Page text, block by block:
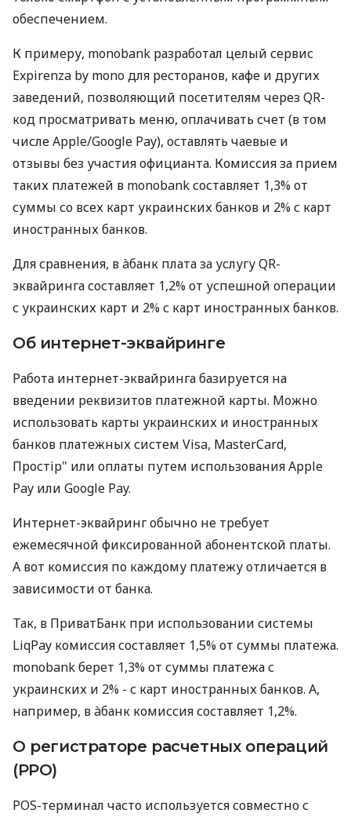
обеспечением.
К примеру, monobank разработал целый сервис
Expirenza by mono для ресторанов, кафе и других
заведений, позволяющий посетителям через QR-
код просматривать меню, оплачивать счет (в том
числе Apple/Google Pay), оставлять чаевые и
отзывы без участия официанта. Комиссия за прием
таких платежей в monobank составляет 1,3% от
суммы со всех карт украинских банков и 2% с карт
иностранных банков.
Для сравнения, в àбанк плата за услугу QR-
эквайринга составляет 1,2% от успешной операции
с украинских карт и 2% с карт иностранных банков.
Об интернет-эквайринге
Работа интернет-эквайринга базируется на
введении реквизитов платежной карты. Можно
использовать карты украинских и иностранных
банков платежных систем Visa, MasterCard,
Простір" или оплаты путем использования Apple
Pay или Google Pay.
Интернет-эквайринг обычно не требует
ежемесячной фиксированной абонентской платы.
А вот комиссия по каждому платежу отличается в
зависимости от банка.
Так, в ПриватБанк при использовании системы
LiqPay комиссия составляет 1,5% от суммы платежа.
monobank берет 1,3% от суммы платежа с
украинских и 2% - с карт иностранных банков. А,
например, в àбанк комиссия составляет 1,2%.
О регистраторе расчетных операций
(РРО)
POS-терминал часто используется совместно с